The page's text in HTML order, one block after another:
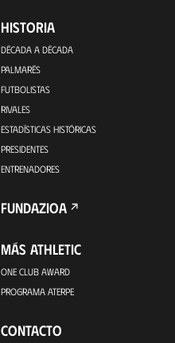
HISTORIA
DÉCADA A DÉCADA
PALMARÉS
FUTBOLISTAS
RIVALES
ESTADÍSTICAS HISTÓRICAS
PRESIDENTES
ENTRENADORES
FUNDAZIOA
MÁS ATHLETIC
ONE CLUB AWARD
PROGRAMA ATERPE
CONTACTO